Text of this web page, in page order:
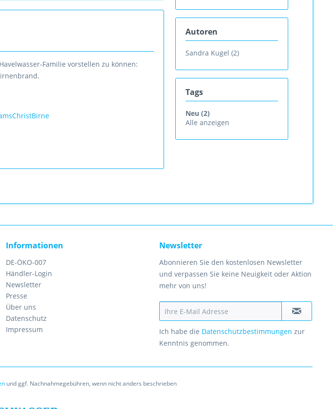
Autoren
Sandra Kugel (2)
Tags
Neu (2)
Alle anzeigen
Familie vorstellen zu können:
Informationen
DE-ÖKO-007
Händler-Login
Newsletter
Presse
Über uns
Datenschutz
Impressum
Newsletter
Abonnieren Sie den kostenlosen Newsletter
und verpassen Sie keine Neuigkeit oder Aktion
mehr von uns!
Ich habe die Datenschutzbestimmungen zur
Kenntnis genommen.
und ggf. Nachnahmegebühren, wenn nicht anders beschrieben